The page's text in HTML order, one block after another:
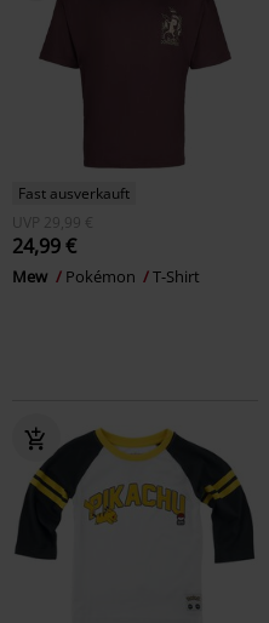
Fast ausverkauft
UVP
29,99 €
24,99 €
Mew Pokémon T-Shirt